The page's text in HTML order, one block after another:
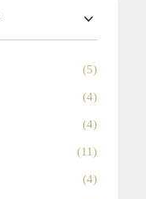
(5)
(4)
(4)
(11)
(4)